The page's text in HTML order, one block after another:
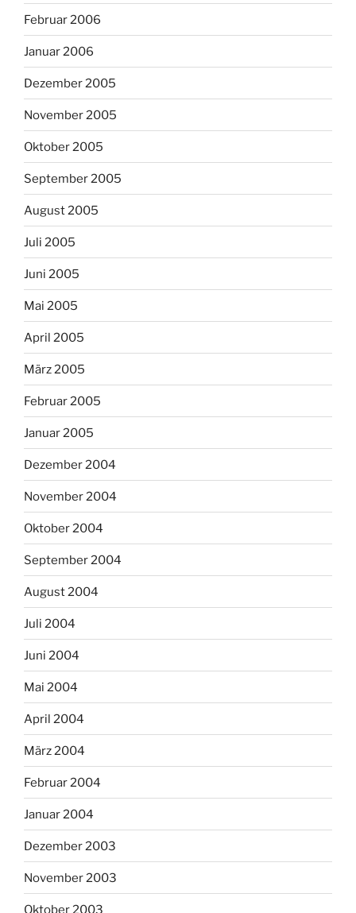
Februar 2006
Januar 2006
Dezember 2005
November 2005
Oktober 2005
September 2005
August 2005
Juli 2005
Juni 2005
Mai 2005
April 2005
März 2005
Februar 2005
Januar 2005
Dezember 2004
November 2004
Oktober 2004
September 2004
August 2004
Juli 2004
Juni 2004
Mai 2004
April 2004
März 2004
Februar 2004
Januar 2004
Dezember 2003
November 2003
Oktober 2003